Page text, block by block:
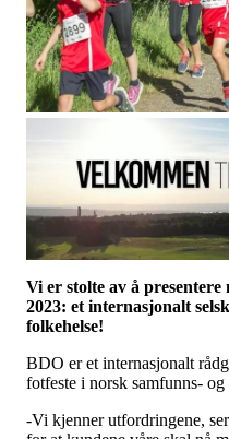
Vi er stolte av å
2023: et internasjonalt
folkehelse!
BDO er et internasjonalt
fotfeste i norsk samfunns-
-Vi kjenner utfordringene,